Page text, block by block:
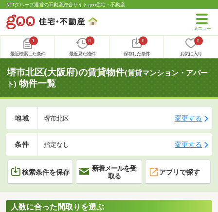
NTTグループ運営の不動産総合サイト goo住宅・不動産
1
最近検索した条件
0
最近見た物件
0
保存した条件
0
お気に入り
堺市北区(大阪府)の賃貸物件(賃貸マンション・アパー
ト) 物件一覧
地域 堺市北区 変更する
条件 指定なし 変更する
検索条件を保存
新着メールを受
取る
アプリで探す
人数に合った間取りを選ぶ